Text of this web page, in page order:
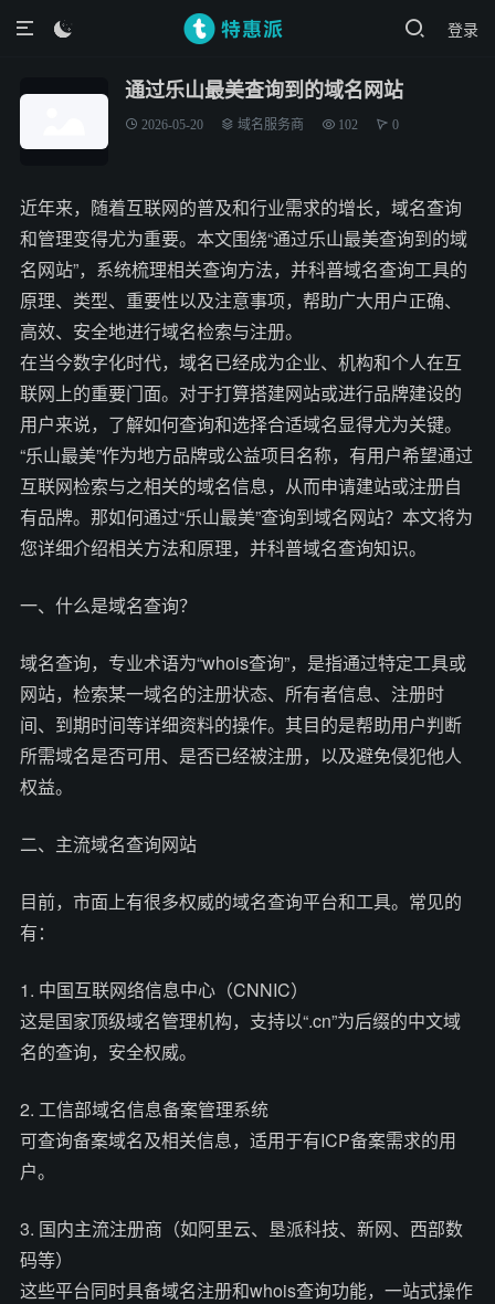
登录

通过乐山最美查询到的域名网站
2026-05-20 域名服务商 102 0
近年来，随着互联网的普及和行业需求的增长，域名查询
和管理变得尤为重要。本文围绕“通过乐山最美查询到的域
名网站”，系统梳理相关查询方法，并科普域名查询工具的
原理、类型、重要性以及注意事项，帮助广大用户正确、
高效、安全地进行域名检索与注册。
在当今数字化时代，域名已经成为企业、机构和个人在互
联网上的重要门面。对于打算搭建网站或进行品牌建设的
用户来说，了解如何查询和选择合适域名显得尤为关键。
“乐山最美”作为地方品牌或公益项目名称，有用户希望通过
互联网检索与之相关的域名信息，从而申请建站或注册自
有品牌。那如何通过“乐山最美”查询到域名网站？本文将为
您详细介绍相关方法和原理，并科普域名查询知识。
一、什么是域名查询？
域名查询，专业术语为“whois查询”，是指通过特定工具或
网站，检索某一域名的注册状态、所有者信息、注册时
间、到期时间等详细资料的操作。其目的是帮助用户判断
所需域名是否可用、是否已经被注册，以及避免侵犯他人
权益。
二、主流域名查询网站
目前，市面上有很多权威的域名查询平台和工具。常见的
有：
1. 中国互联网络信息中心（CNNIC）
这是国家顶级域名管理机构，支持以“.cn”为后缀的中文域
名的查询，安全权威。
2. 工信部域名信息备案管理系统
可查询备案域名及相关信息，适用于有ICP备案需求的用
户。
3. 国内主流注册商（如阿里云、垦派科技、新网、西部数
码等）
这些平台同时具备域名注册和whois查询功能，一站式操作